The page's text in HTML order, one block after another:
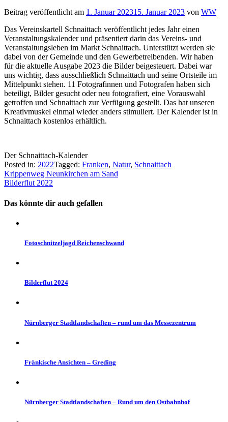
Beitrag veröffentlicht am 1. Januar 202315. Januar 2023 von WW
Das Vereinskartell Schnaittach veröffentlicht jedes Jahr einen
Veranstaltungskalender und präsentiert darin das Vereins- und
Veranstaltungsleben im Markt Schnaittach. Unterstützt werden sie
dabei von der Gemeinde und den Gewerbetreibenden. Wir haben
für die aktuelle Ausgabe 2023 die Bilder beigesteuert. Dabei war
uns wichtig, dass ausschließlich Schnaittach und seine Ortsteile im
Mittelpunkt stehen. 11 Fotografinnen und Fotografen haben sich
beteiligt, Bilder gesucht oder neu fotografiert, eine Vorauswahl
getroffen und Schnaittach zur Verfügung gestellt. Das hat unseren
Kreativmuskel einmal wieder anders stimuliert. Der Kalender ist in
Schnaittach kostenlos erhältlich.
Der Schnaittach-Kalender
Posted in: 2022Tagged: Franken, Natur, Schnaittach
Beitragsnavigation
Krippenweg Neunkirchen am Sand
Bilderflut 2022
Das könnte dir auch gefallen
Fotoschnitzeljagd Reichenschwand
Bilderflut 2024
Nürnberger Stadtlandschaften – rund um das Messezentrum
Fränkische Ansichten – Greding
Nürnberger Stadtlandschaften – Rund um den Ostbahnhof